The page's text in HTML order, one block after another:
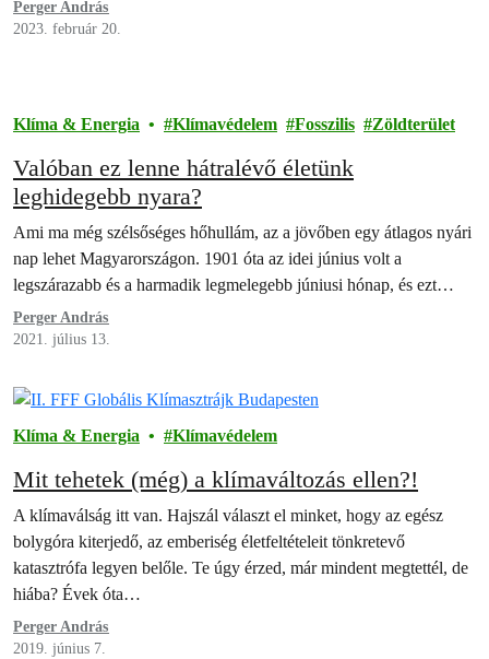
ellenállóképességét.
Perger András
2023. február 20.
Klíma & Energia Klímavédelem Fosszilis Zöldterület
Valóban ez lenne hátralévő életünk
leghidegebb nyara?
Ami ma még szélsőséges hőhullám, az a jövőben egy átlagos nyári
nap lehet Magyarországon. 1901 óta az idei június volt a
legszárazabb és a harmadik legmelegebb júniusi hónap, és ezt…
Perger András
2021. július 13.
Klíma & Energia Klímavédelem
Mit tehetek (még) a klímaváltozás ellen?!
A klímaválság itt van. Hajszál választ el minket, hogy az egész
bolygóra kiterjedő, az emberiség életfeltételeit tönkretevő
katasztrófa legyen belőle. Te úgy érzed, már mindent megtettél, de
hiába? Évek óta…
Perger András
2019. június 7.